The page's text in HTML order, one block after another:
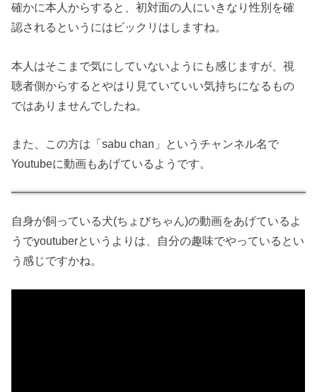
確かに本人からすると、初対面の人にいきなり性別を確
認されるというにはビックリはしますね。
本人はそこまで気にしていないようにも感じますが、視
聴者側からするとやはり見ていていい気持ちになるもの
ではありませんでしたね。
また、この方は「sabu chan」というチャンネル名で
Youtubeに動画もあげているようです。
自身が飼っている犬(ちょびちゃん)の動画をあげているよ
うでyoutuberというよりは、自分の趣味でやっているとい
う感じですかね。